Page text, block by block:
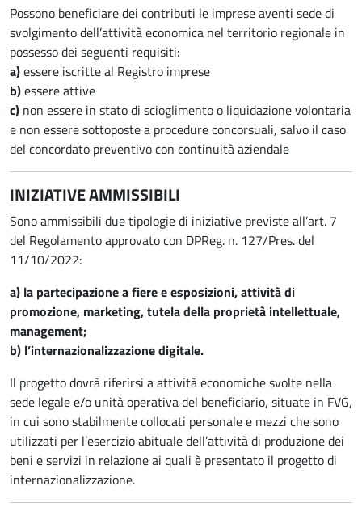
Possono beneficiare dei contributi le imprese aventi sede di
svolgimento dell’attività economica nel territorio regionale in
possesso dei seguenti requisiti:
a)essere iscritte al Registro imprese
b)essere attive
c) non essere in stato di scioglimento o liquidazione volontaria
e non essere sottoposte a procedure concorsuali, salvo il caso
del concordato preventivo con continuità aziendale
INIZIATIVE AMMISSIBILI
Sono ammissibili due tipologie di iniziative previste all’art. 7
del Regolamento approvato con DPReg. n. 127/Pres. del
11/10/2022:
a) la partecipazione a fiere e esposizioni, attività di
promozione, marketing, tutela della proprietà intellettuale,
management;
b) l’internazionalizzazione digitale.
Il progetto dovrà riferirsi a attività economiche svolte nella
sede legale e/o unità operativa del beneficiario, situate in FVG,
in cui sono stabilmente collocati personale e mezzi che sono
utilizzati per l’esercizio abituale dell’attività di produzione dei
beni e servizi in relazione ai quali è presentato il progetto di
internazionalizzazione.